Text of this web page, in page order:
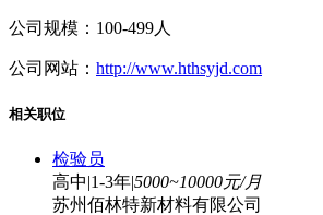
公司规模：100-499人
公司网站： http://www.hthsyjd.com
相关职位
检验员
高中|1-3年|5000~10000元/月
苏州佰林特新材料有限公司